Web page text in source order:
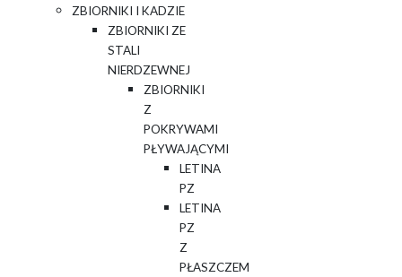
ZBIORNIKI I KADZIE
ZBIORNIKI ZE
STALI
NIERDZEWNEJ
ZBIORNIKI
Z
POKRYWAMI
PŁYWAJĄCYMI
LETINA
PZ
LETINA
PZ
Z
PŁASZCZEM